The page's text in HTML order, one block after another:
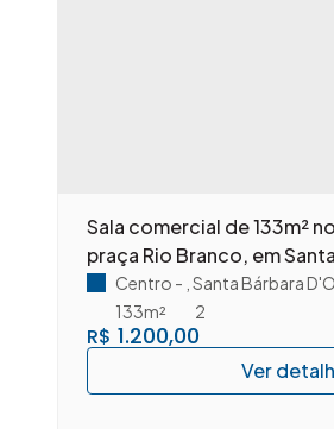
Sala comercial de 133m²
praça Rio Branco, em
D'Oeste/SP.
R$ 1.200,00
Centro ,Santa Bárbara
2
133m²